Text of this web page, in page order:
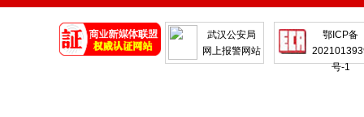
武汉公安局
网上报警网站
鄂ICP备
号-1